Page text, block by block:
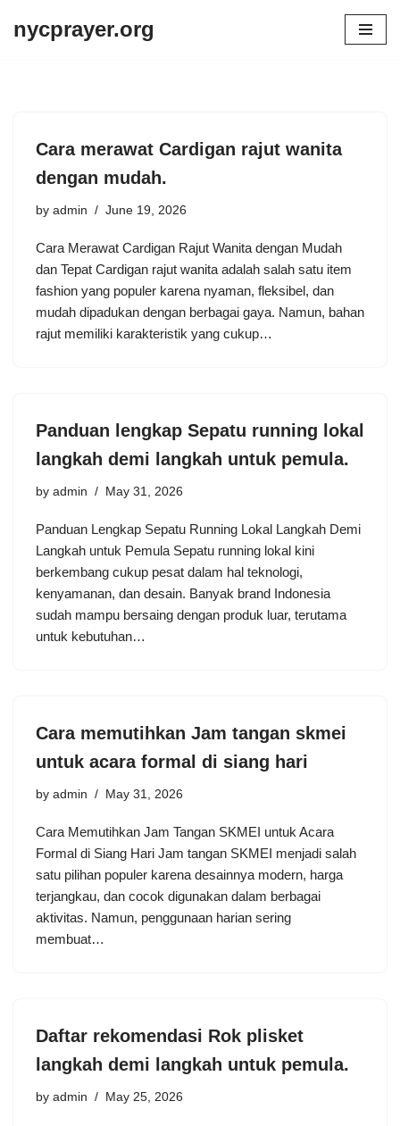
nycprayer.org
Cara merawat Cardigan rajut wanita
dengan mudah.
by admin June 19, 2026
Cara Merawat Cardigan Rajut Wanita dengan Mudah
dan Tepat Cardigan rajut wanita adalah salah satu item
fashion yang populer karena nyaman, fleksibel, dan
mudah dipadukan dengan berbagai gaya. Namun, bahan
rajut memiliki karakteristik yang cukup…
Panduan lengkap Sepatu running lokal
langkah demi langkah untuk pemula.
by admin May 31, 2026
Panduan Lengkap Sepatu Running Lokal Langkah Demi
Langkah untuk Pemula Sepatu running lokal kini
berkembang cukup pesat dalam hal teknologi,
kenyamanan, dan desain. Banyak brand Indonesia
sudah mampu bersaing dengan produk luar, terutama
untuk kebutuhan…
Cara memutihkan Jam tangan skmei
untuk acara formal di siang hari
by admin May 31, 2026
Cara Memutihkan Jam Tangan SKMEI untuk Acara
Formal di Siang Hari Jam tangan SKMEI menjadi salah
satu pilihan populer karena desainnya modern, harga
terjangkau, dan cocok digunakan dalam berbagai
aktivitas. Namun, penggunaan harian sering
membuat…
Daftar rekomendasi Rok plisket
langkah demi langkah untuk pemula.
by admin May 25, 2026